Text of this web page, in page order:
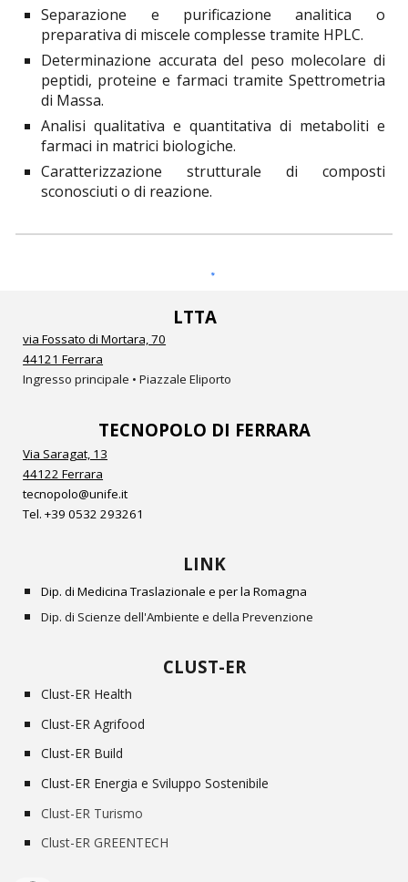
Separazione e purificazione analitica o
preparativa di miscele complesse tramite HPLC.
Determinazione accurata del peso molecolare di
peptidi, proteine e farmaci tramite Spettrometria
di Massa.
Analisi qualitativa e quantitativa di metaboliti e
farmaci in matrici biologiche.
Caratterizzazione strutturale di composti
sconosciuti o di reazione.
LTTA
via Fossato di Mortara, 70
44121 Ferrara
Ingresso principale • Piazzale Eliporto
TECNOPOLO DI FERRARA
Via Saragat, 13
44122 Ferrara
tecnopolo@unife.it
Tel.+39 0532293261
LINK
Dip. di Medicina Traslazionale e per la Romagna
Dip. di Scienze dell'Ambiente e della Prevenzione
CLUST-ER
Clust-ER Health
Clust-ER Agrifood
Clust-ER Build
Clust-ER Energia e Sviluppo Sostenibile
Clust-ER Turismo
Clust-ER GREENTECH